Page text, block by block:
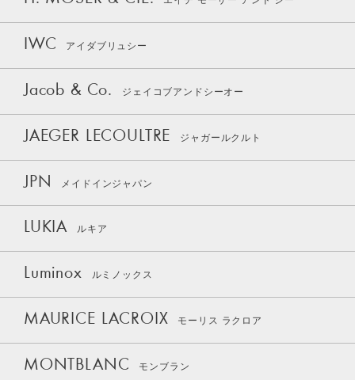
IWC アイダブリュシー
Jacob & Co. ジェイコブアンドシーオー
JAEGER LECOULTRE ジャガールクルト
JPN メイドインジャパン
LUKIA ルキア
Luminox ルミノックス
MAURICE LACROIX モーリス ラクロア
MONTBLANC モンブラン